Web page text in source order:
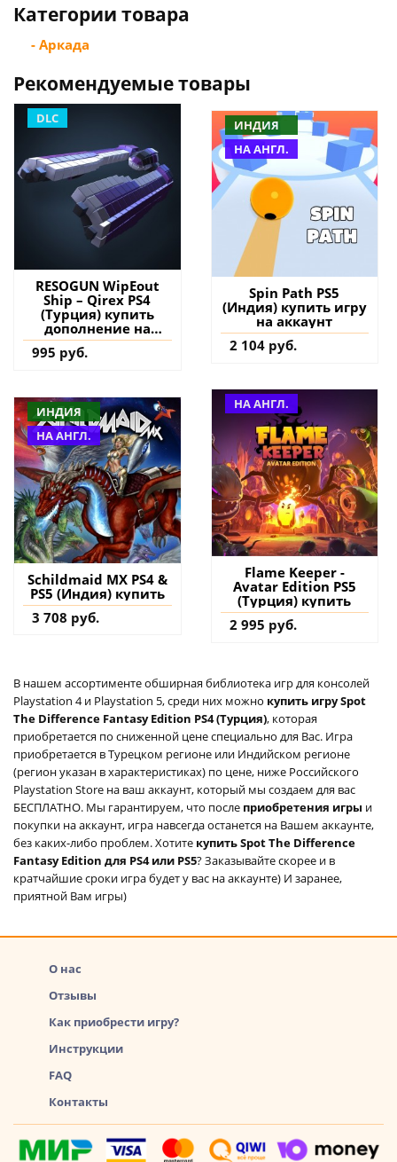
Категории товара
- Аркада
Рекомендуемые товары
DLC
RESOGUN WipEout
Ship – Qirex PS4
(Турция) купить
дополнение на
аккаунт
995 руб.
ИНДИЯ
НА АНГЛ.
Spin Path PS5
(Индия) купить игру
на аккаунт
2 104 руб.
ИНДИЯ
НА АНГЛ.
Schildmaid MX PS4 &
PS5 (Индия) купить
3 708 руб.
НА АНГЛ.
Flame Keeper -
Avatar Edition PS5
(Турция) купить
2 995 руб.
В нашем ассортименте обширная библиотека игр для консолей
Playstation 4 и Playstation 5, среди них можно купить игру Spot
The Difference Fantasy Edition PS4 (Турция), которая
приобретается по сниженной цене специально для Вас. Игра
приобретается в Турецком регионе или Индийском регионе
(регион указан в характеристиках) по цене, ниже Российского
Playstation Store на ваш аккаунт, который мы создаем для вас
БЕСПЛАТНО. Мы гарантируем, что после приобретения игры и
покупки на аккаунт, игра навсегда останется на Вашем аккаунте,
без каких-либо проблем. Хотите купить Spot The Difference
Fantasy Edition для PS4 или PS5? Заказывайте скорее и в
кратчайшие сроки игра будет у вас на аккаунте) И заранее,
приятной Вам игры)
О нас
Отзывы
Как приобрести игру?
Инструкции
FAQ
Контакты